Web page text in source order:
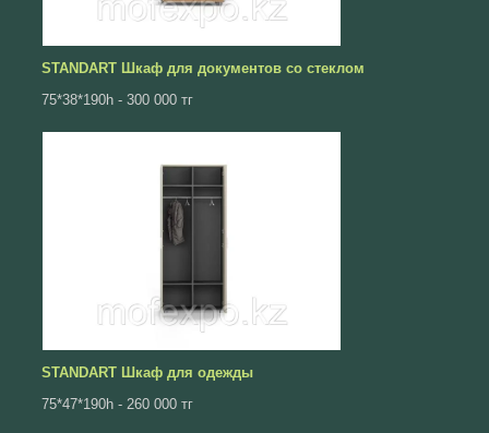
STANDART Шкаф для документов со стеклом
75*38*190h - 300 000 тг
STANDART Шкаф для одежды
75*47*190h - 260 000 тг